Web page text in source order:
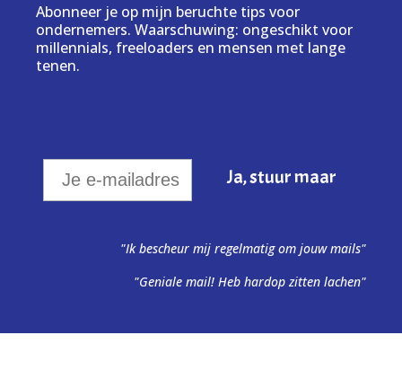
Abonneer je op mijn beruchte tips voor
ondernemers. Waarschuwing: ongeschikt voor
millennials, freeloaders en mensen met lange
tenen.
"Ik bescheur mij regelmatig om jouw mails"
"Geniale mail! Heb hardop zitten lachen"